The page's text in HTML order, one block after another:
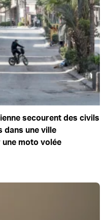
secourent des civils
dans une ville
moto volée